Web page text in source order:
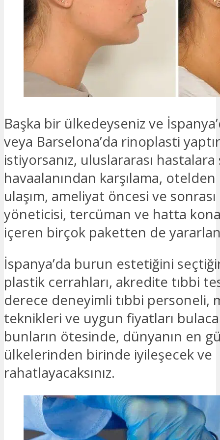
Başka bir ülkedeyseniz ve
veya Barselona’da rinoplasti
istiyorsanız, uluslararası
havaalanından karşılama,
ulaşım, ameliyat öncesi ve sonrası
yöneticisi, tercüman ve hatta
içeren birçok paketten de
İspanya’da burun estetiğini
plastik cerrahları, akredite tıbbi
derece deneyimli tıbbi personeli,
teknikleri ve uygun fiyatları
bunların ötesinde, dünyanın en
ülkelerinden birinde iyileşecek ve
rahatlayacaksınız.